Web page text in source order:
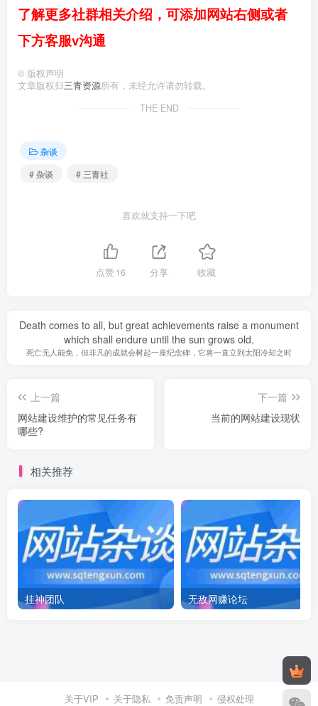
了解更多社群相关介绍，可添加网站右侧或者
下方客服v沟通
© 版权声明
文章版权归三青资源所有，未经允许请勿转载。
THE END
杂谈
# 杂谈
# 三青社
喜欢就支持一下吧
点赞16 分享 收藏
Death comes to all, but great achievements raise a monument
which shall endure until the sun grows old.
死亡无人能免，但非凡的成就会树起一座纪念碑，它将一直立到太阳冷却之时
上一篇
网站建设维护的常见任务有
哪些?
下一篇
当前的网站建设现状
相关推荐
挂神团队 无敌网赚论坛
关于VIP 关于隐私 免责声明 侵权处理